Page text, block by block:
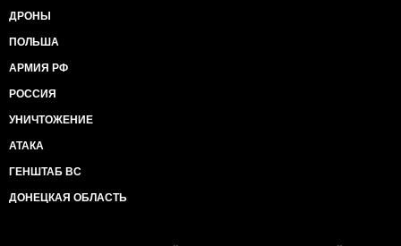
ДРОНЫ
ПОЛЬША
АРМИЯ РФ
РОССИЯ
УНИЧТОЖЕНИЕ
АТАКА
ГЕНШТАБ ВС
ДОНЕЦКАЯ ОБЛАСТЬ